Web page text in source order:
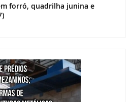
forró, quadrilha junina e